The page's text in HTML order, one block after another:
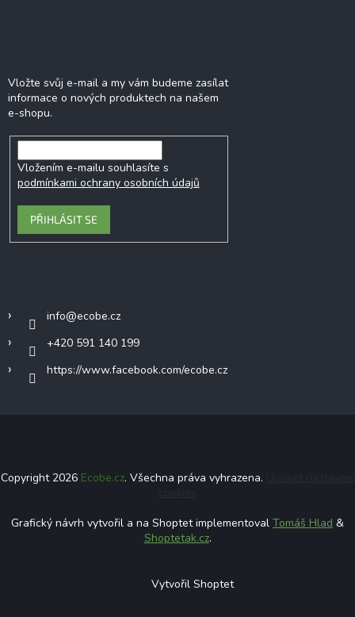
Vložte svůj e-mail a my vám budeme zasílat
informace o nových produktech na našem
e-shopu.
Vložením e-mailu souhlasíte s
podmínkami ochrany osobních údajů
PŘIHLÁSIT SE
info@ecobe.cz
+420 591 140 199
https://www.facebook.com/ecobe.cz
Copyright 2026 Ecobe.cz. Všechna práva vyhrazena.
Grafický návrh vytvořil a na Shoptet implementoval Tomáš Hlad &
Shoptetak.cz.
Vytvořil Shoptet